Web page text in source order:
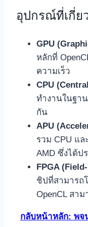
อุปกรณ์ที่เกี่ย
GPU
หลักที่
ความเร็ว
CPU
ทำงานในฐา
กัน
APU
รวม CPU แล
AMD ซึ่งได้ป
FPGA
ชิปที่สามารถ
OpenCL สา
กลับหน้าหลัก: พจ